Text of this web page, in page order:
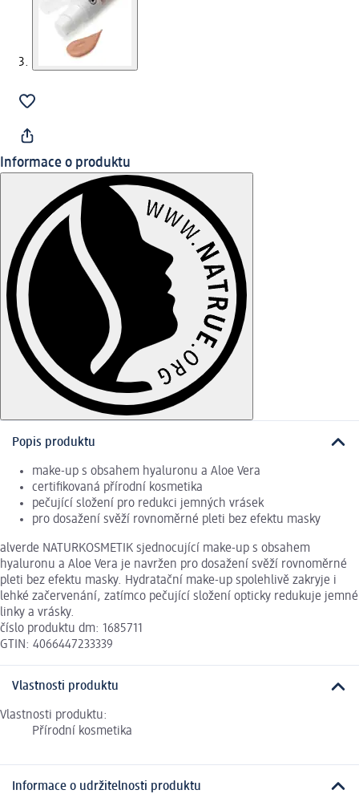
Informace o produktu
Popis produktu
make-up s obsahem hyaluronu a Aloe Vera
certifikovaná přírodní kosmetika
pečující složení pro redukci jemných vrásek
pro dosažení svěží rovnoměrné pleti bez efektu masky
alverde NATURKOSMETIK sjednocující make-up s obsahem
hyaluronu a Aloe Vera je navržen pro dosažení svěží rovnoměrné
pleti bez efektu masky. Hydratační make-up spolehlivě zakryje i
lehké začervenání, zatímco pečující složení opticky redukuje jemné
linky a vrásky.
číslo produktu dm: 1685711
GTIN: 4066447233339
Vlastnosti produktu
Vlastnosti produktu:
Přírodní kosmetika
Informace o udržitelnosti produktu